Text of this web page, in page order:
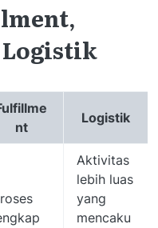
Logistik
nt
Logistik
Aktivitas
lebih luas
yang
mencaku